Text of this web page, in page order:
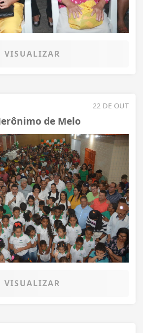
VISUALIZAR
22 DE OUT
de Melo
VISUALIZAR